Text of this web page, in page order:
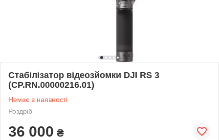
Стабілізатор відеозйомки DJI RS 3
(CP.RN.00000216.01)
Немає в наявності
Роздріб
36 000 ₴